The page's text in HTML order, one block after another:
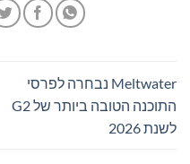
Meltwater נבחרה לפרסי
התוכנה הטובה ביותר של G2
לשנת 2026